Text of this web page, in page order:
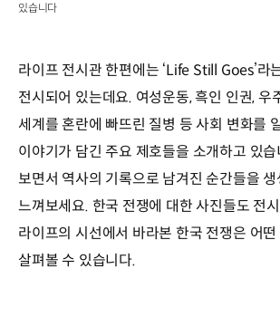
있습니다
라이프 전시관 한편에는 ‘Life Still Goes’라
전시되어 있는데요. 여성운동, 흑인 인권, 우
세계를 혼란에 빠뜨린 질병 등 사회 변화를
이야기가 담긴 주요 제호들을 소개하고 있
보면서 역사의 기록으로 남겨진 순간들을 생
느껴보세요. 한국 전쟁에 대한 사진들도 전
라이프의 시선에서 바라본 한국 전쟁은 어
살펴볼 수 있습니다.